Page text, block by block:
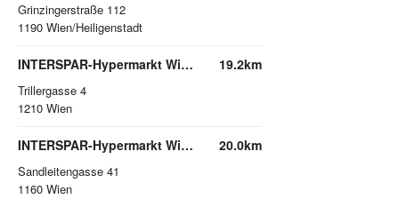
Grinzingerstraße 112
1190 Wien/Heiligenstadt
INTERSPAR-Hypermarkt Wien, Trillerpark
Trillergasse 4
1210 Wien
19.2km
INTERSPAR-Hypermarkt Wien-Ottakring
Sandleitengasse 41
1160 Wien
20.0km